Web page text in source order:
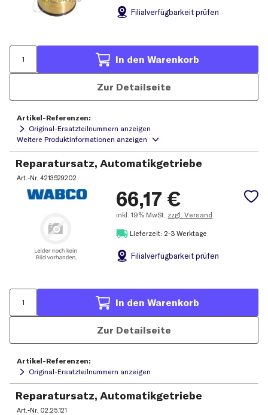
Filialverfügbarkeit prüfen
In den Warenkorb
Zur Detailseite
Artikel-Referenzen:
Original-Ersatzteilnummern anzeigen
Reparatursatz, Automatikgetriebe
Art.-Nr.4213529202
66,17 €
inkl. 19% MwSt. zzgl. Versand
Lieferzeit: 2-3 Werktage
Filialverfügbarkeit prüfen
In den Warenkorb
Zur Detailseite
Artikel-Referenzen:
Original-Ersatzteilnummern anzeigen
Reparatursatz, Automatikgetriebe
Art.-Nr. 02.25.121